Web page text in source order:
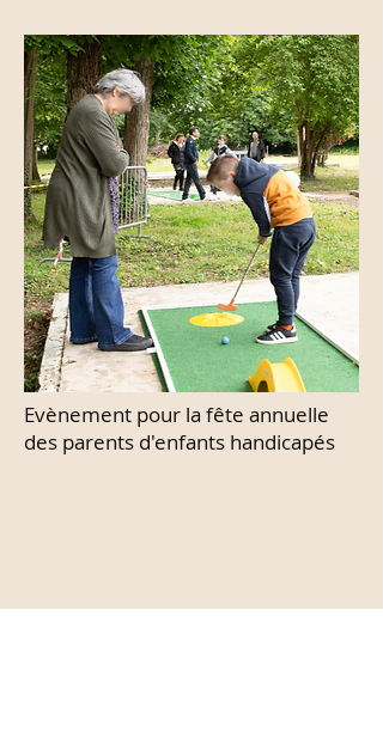
Evènement pour la fête annuelle
des parents d'enfants handicapés